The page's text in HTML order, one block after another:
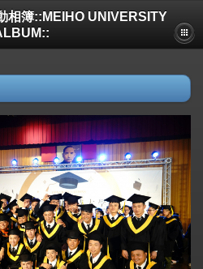
相簿::MEIHO UNIVERSITY